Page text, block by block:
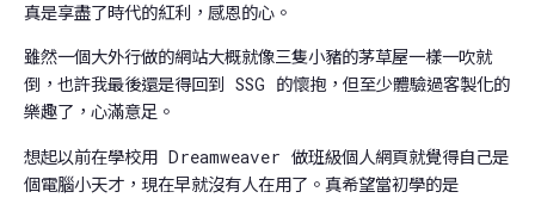
真是享盡了時代的紅利，感恩的心。
雖然一個大外行做的網站大概就像三隻小豬的茅草屋一樣一吹就
倒，也許我最後還是得回到 SSG 的懷抱，但至少體驗過客製化的
樂趣了，心滿意足。
想起以前在學校用 Dreamweaver 做班級個人網頁就覺得自己是
個電腦小天才，現在早就沒有人在用了。真希望當初學的是